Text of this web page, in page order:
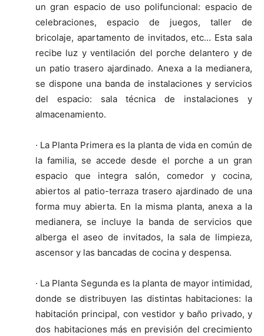
un gran espacio de uso polifuncional: espacio de
celebraciones, espacio de juegos, taller de
bricolaje, apartamento de invitados, etc… Esta sala
recibe luz y ventilación del porche delantero y de
un patio trasero ajardinado. Anexa a la medianera,
se dispone una banda de instalaciones y servicios
del espacio: sala técnica de instalaciones y
almacenamiento.
· La Planta Primera es la planta de vida en común de
la familia, se accede desde el porche a un gran
espacio que integra salón, comedor y cocina,
abiertos al patio-terraza trasero ajardinado de una
forma muy abierta. En la misma planta, anexa a la
medianera, se incluye la banda de servicios que
alberga el aseo de invitados, la sala de limpieza,
ascensor y las bancadas de cocina y despensa.
· La Planta Segunda es la planta de mayor intimidad,
donde se distribuyen las distintas habitaciones: la
habitación principal, con vestidor y baño privado, y
dos habitaciones más en previsión del crecimiento